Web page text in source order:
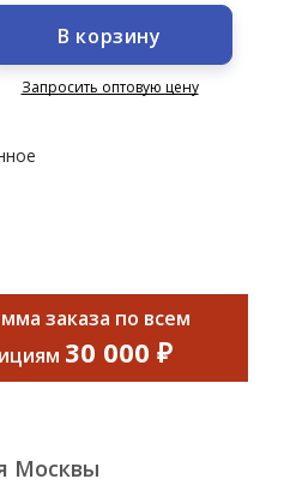
В корзину
Запросить оптовую цену
заказа по всем
30 000 ₽
Москвы